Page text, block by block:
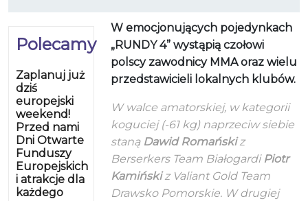
Polecamy
Zaplanuj już
dziś
europejski
weekend!
Przed nami
Dni Otwarte
Funduszy
Europejskich
i atrakcje dla
każdego
W emocjonujących pojedynkach
„RUNDY 4” wystąpią czołowi
polscy zawodnicy MMA oraz wielu
przedstawicieli lokalnych klubów.
W walce amatorskiej, w kategorii
koguciej (-61 kg) naprzeciw siebie
staną Dawid Romańskiz
Berserkers Team Białogardi Piotr
Kamińskiz Valiant Gold Team
Drawsko Pomorskie. W drugiej